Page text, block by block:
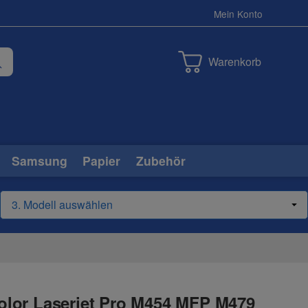
Mein Konto
Warenkorb
Samsung Papier Zubehör
Laserjet Pro M454 MFP M479